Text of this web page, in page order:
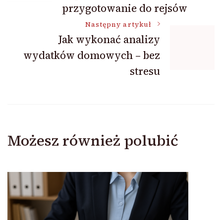
przygotowanie do rejsów
Następny artykuł
Jak wykonać analizy
wydatków domowych – bez
stresu
Możesz również polubić